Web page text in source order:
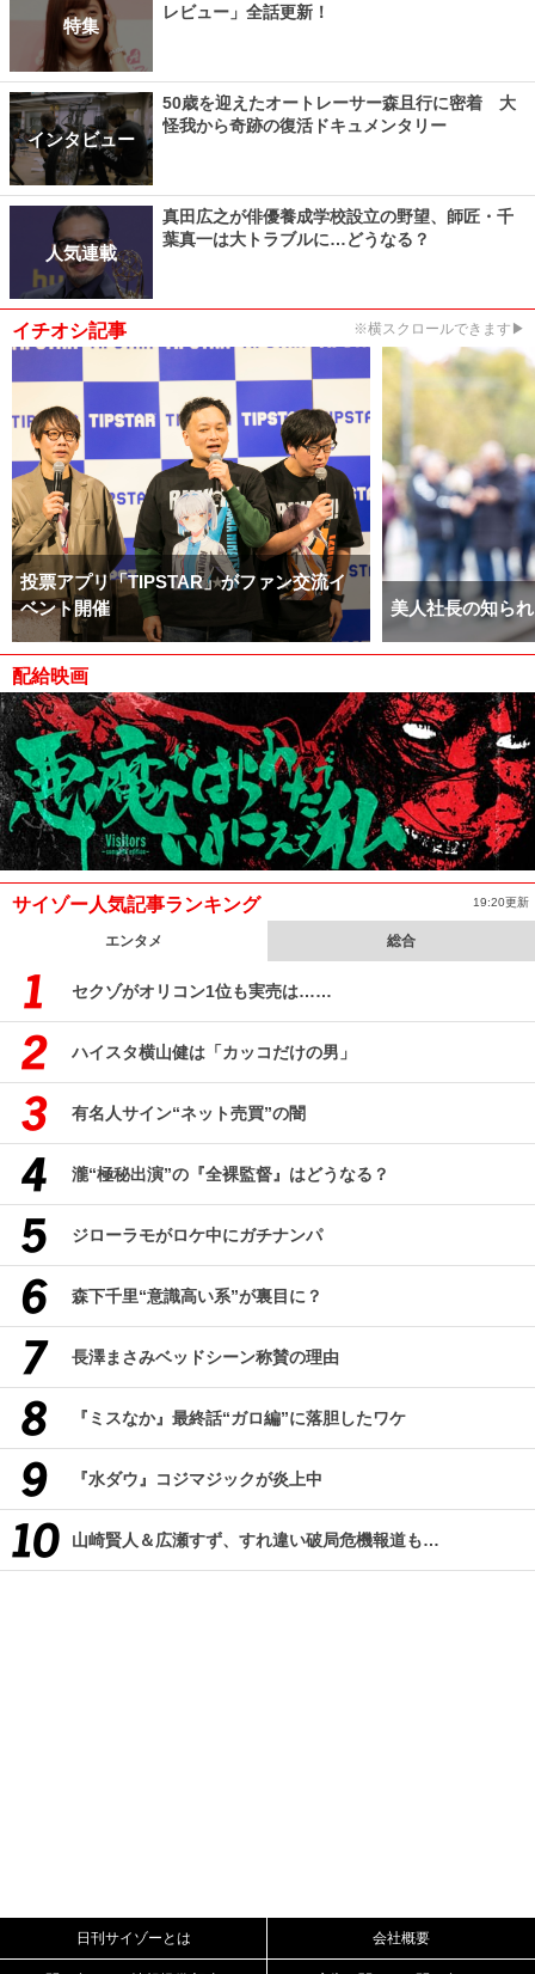
特集
レビュー」全話更新！
インタビュー
50歳を迎えたオートレーサー森且行に密着 大
怪我から奇跡の復活ドキュメンタリー
人気連載
真田広之が俳優養成学校設立の野望、師匠・千
葉真一は大トラブルに…どうなる？
イチオシ記事 ※横スクロールできます▶
投票アプリ「TIPSTAR」がファン交流イ
ベント開催
美人社長の知ら
配給映画
サイゾー人気記事ランキング 19:20更新
エンタメ 総合
セクゾがオリコン1位も実売は……
ハイスタ横山健は「カッコだけの男」
有名人サイン“ネット売買”の闇
瀧“極秘出演”の『全裸監督』はどうなる？
ジローラモがロケ中にガチナンパ
森下千里“意識高い系”が裏目に？
長澤まさみベッドシーン称賛の理由
『ミスなか』最終話“ガロ編”に落胆したワケ
『水ダウ』コジマジックが炎上中
山崎賢人＆広瀬すず、すれ違い破局危機報道も…
日刊サイゾーとは 会社概要